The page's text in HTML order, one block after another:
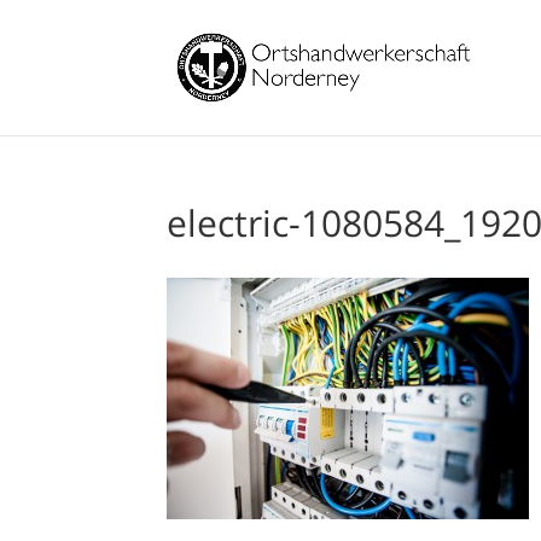
electric-1080584_1920